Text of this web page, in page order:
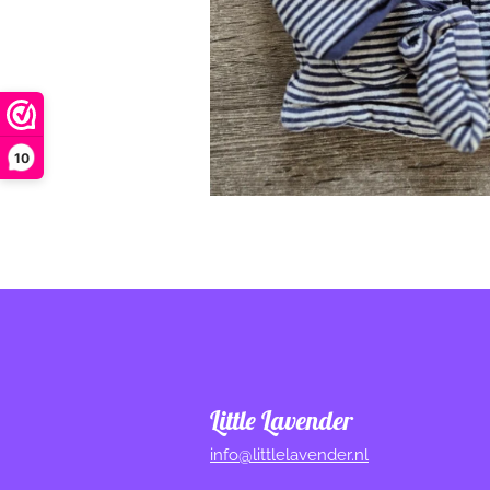
10
Little Lavender
info@littlelavender.nl